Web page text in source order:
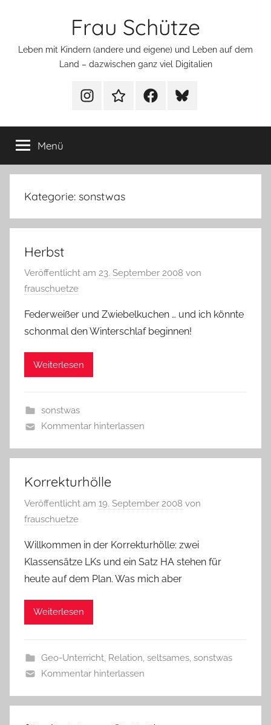
Frau Schütze
Leben mit Kindern (andere und eigene) und Leben auf dem
Land – dazwischen ganz viel Digitalien
MenüeintragMenüeintragMenüeintragMenüeintrag
Menü
Kategorie: sonstwas
Herbst
Veröffentlicht am 23. September 2008 von
frauschuetze
Federweißer und Zwiebelkuchen … und ich könnte
schonmal den Winterschlaf beginnen!
Weiterlesen
sonstwas
Kommentar hinterlassen
Korrekturhölle
Veröffentlicht am 19. September 2008 von
frauschuetze
Willkommen in der Korrekturhölle: zwei
Klassensätze LKs und ein Satz HA stehen für
heute auf dem Plan. Was mich aber
Weiterlesen
Geo-Unterricht, Relation, seltsames, sonstwas
Kommentar hinterlassen